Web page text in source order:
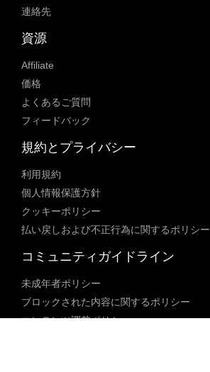
連絡先
資源
Affiliate
価格
よくあるご質問
フィードバック
規約とプライバシー
利用規約
個人情報保護方針
クッキーポリシー
払い戻しおよび不正行為に関するポリシー
コミュニティガイドライン
未成年者ポリシー
ブロックされた内容に関するポリシー
コンテンツ調整ポリシー